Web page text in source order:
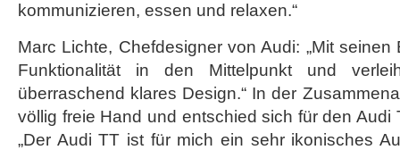
kommunizieren, essen und relaxen.“
Marc Lichte, Chefdesigner von Audi: „Mit
Funktionalität in den Mittelpunkt und
überraschend klares Design.“ In der
völlig freie Hand und entschied sich für den Audi
„Der Audi TT ist für mich ein sehr ikonisches